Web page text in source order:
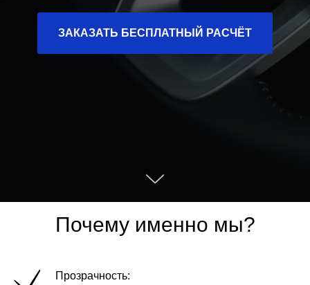
ЗАКАЗАТЬ БЕСПЛАТНЫЙ РАСЧЁТ
Почему именно мы?
Прозрачность: